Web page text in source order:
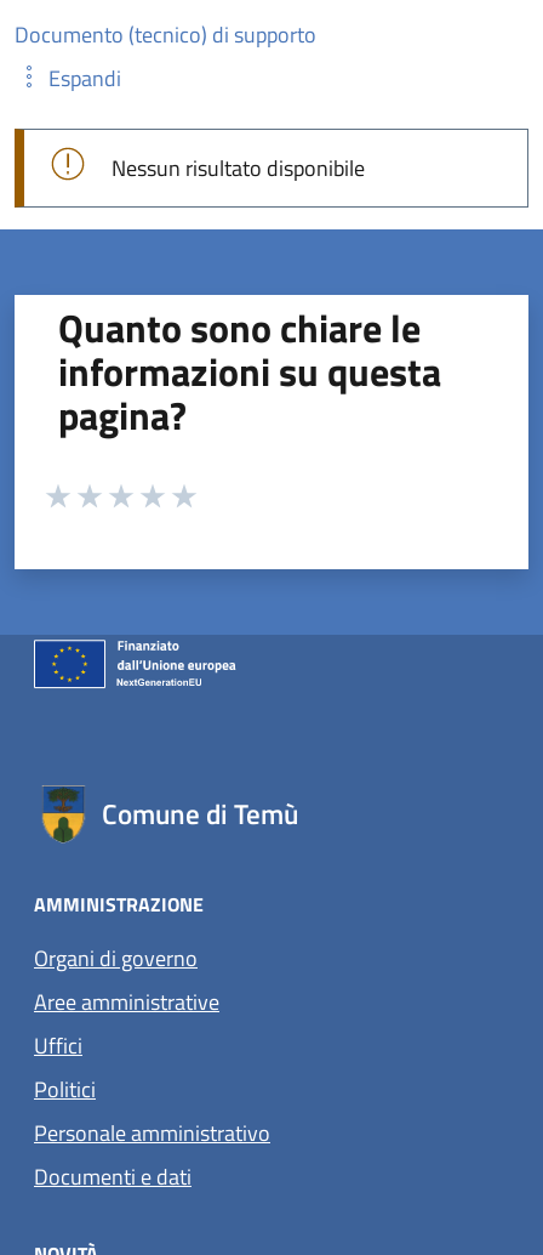
Documento (tecnico) di supporto
Espandi
Nessun risultato disponibile
Quanto sono chiare le
informazioni su questa
pagina?
Valuta da 1 a 5 stelle la pagina
Comune di Temù
AMMINISTRAZIONE
Organi di governo
Aree amministrative
Uffici
Politici
Personale amministrativo
Documenti e dati